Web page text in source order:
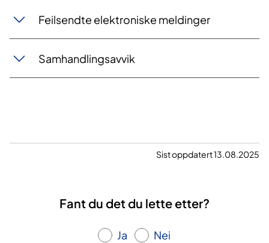
Feilsendte elektroniske meldinger
Samhandlingsavvik
Sist oppdatert 13.08.2025
Fant du det du lette etter?
Ja Nei